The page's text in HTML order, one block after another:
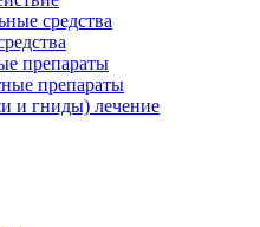
средства
препараты
препараты
и гниды) лечение